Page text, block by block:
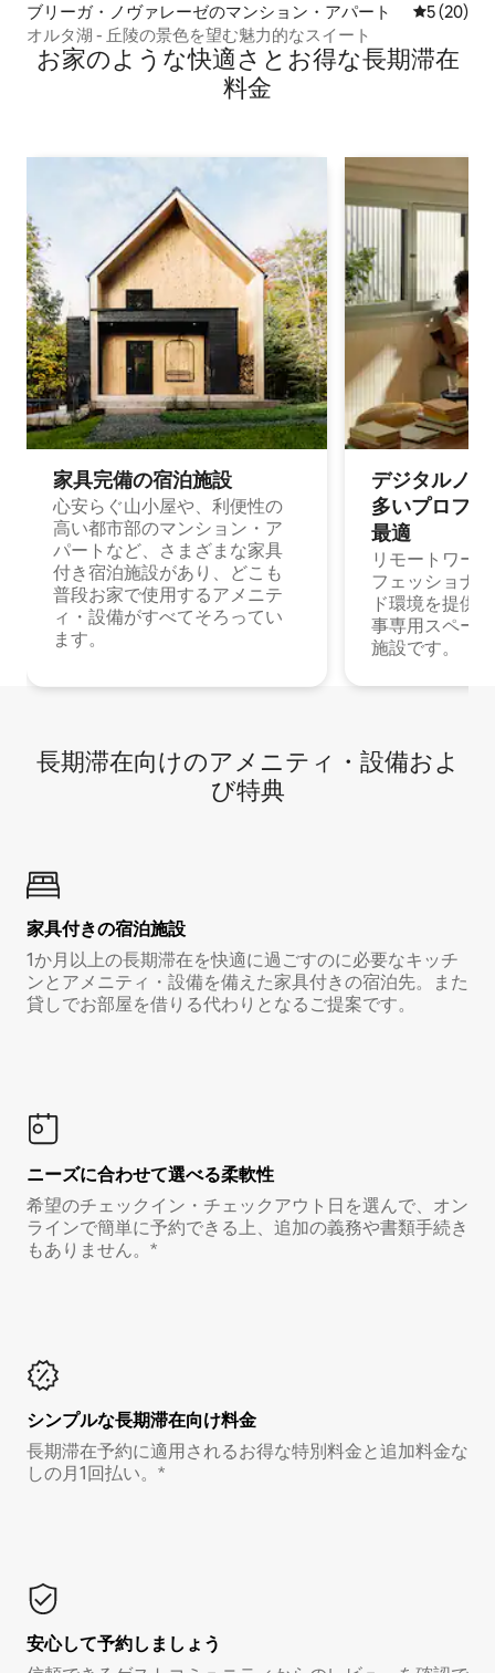
ブリーガ・ノヴァレーゼのマンション・アパート レビュー
5 (20)
オルタ湖 - 丘陵の景色を望む魅力的なスイート
お家のような快⁠適⁠さ⁠とお⁠得⁠な長⁠期⁠滞⁠在
料⁠金
家具完備の宿⁠泊⁠施⁠設
心安らぐ山小屋や、利便性の
高い都市部のマンション・ア
パートなど、さまざまな家具
付き宿泊施設があり、どこも
普段お家で使用するアメニテ
ィ・設備がすべてそろってい
ます。
デジタルノ
多⁠いプ⁠ロ⁠フ⁠
最⁠適
リモートワー
フェッショナ
ド環境を提供
事専用スペー
施設です。
長期滞在向け⁠のア⁠メ⁠ニ⁠テ⁠ィ⁠・設⁠備⁠およ
び特⁠典
家具付き⁠の宿⁠泊⁠施⁠設
1か月以上の長期滞在を快適に過ごすのに必要なキッチ
ンとアメニティ・設備を備えた家具付きの宿泊先。また
貸しでお部屋を借りる代わりとなるご提案です。
ニーズに合わせて選べる柔軟性
希望のチェックイン・チェックアウト日を選んで、オン
ラインで簡単に予約できる上、追加の義務や書類手続き
もありません。*
シンプルな長期滞在向け料金
長期滞在予約に適用されるお得な特別料金と追加料金な
しの月1回払い。*
安心して予約しましょう